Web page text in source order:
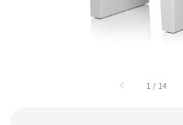
1 / 14